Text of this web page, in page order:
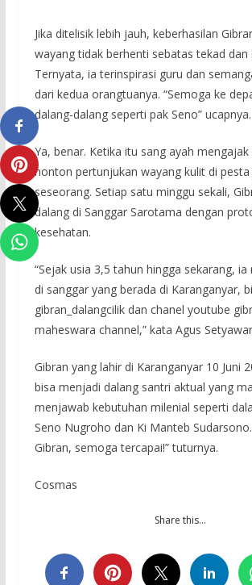
Jika ditelisik lebih jauh, keberhasilan
wayang tidak berhenti sebatas tekad dan
Ternyata, ia terinspirasi guru dan
dari kedua orangtuanya. “Semoga ke
dalang-dalang seperti pak Seno” ucapnya.
Ya, benar. Ketika itu sang ayah mengajak
nonton pertunjukan wayang kulit di pesta
seseorang. Setiap satu minggu sekali,
dalang di Sanggar Sarotama dengan
kesehatan.
“Sejak usia 3,5 tahun hingga sekarang,
di sanggar yang berada di Karanganyar,
gibran_dalangcilik dan chanel youtube
maheswara channel,” kata Agus
Gibran yang lahir di Karanganyar 10 Juni
bisa menjadi dalang santri aktual yang
menjawab kebutuhan milenial seperti
Seno Nugroho dan Ki Manteb
Gibran, semoga tercapai!” tuturnya.
Cosmas
Share this…